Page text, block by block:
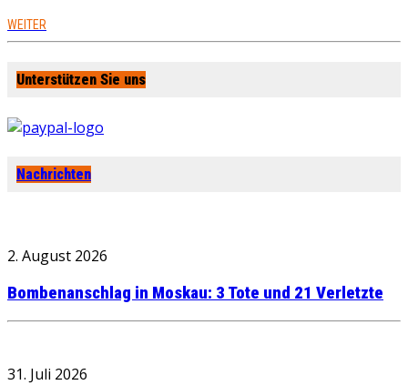
WEITER
Unterstützen Sie uns
Nachrichten
2. August 2026
Bombenanschlag in Moskau: 3 Tote und 21 Verletzte
31. Juli 2026